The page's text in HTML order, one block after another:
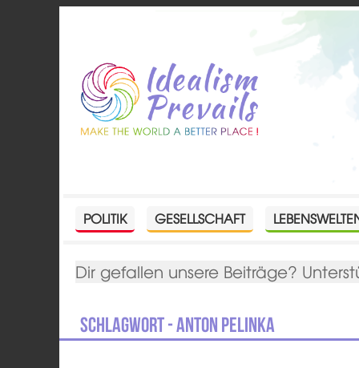
POLITIK GESELLSCHAFT
Dir gefallen unsere Beiträge?
Schlagwort - Anton Pelinka